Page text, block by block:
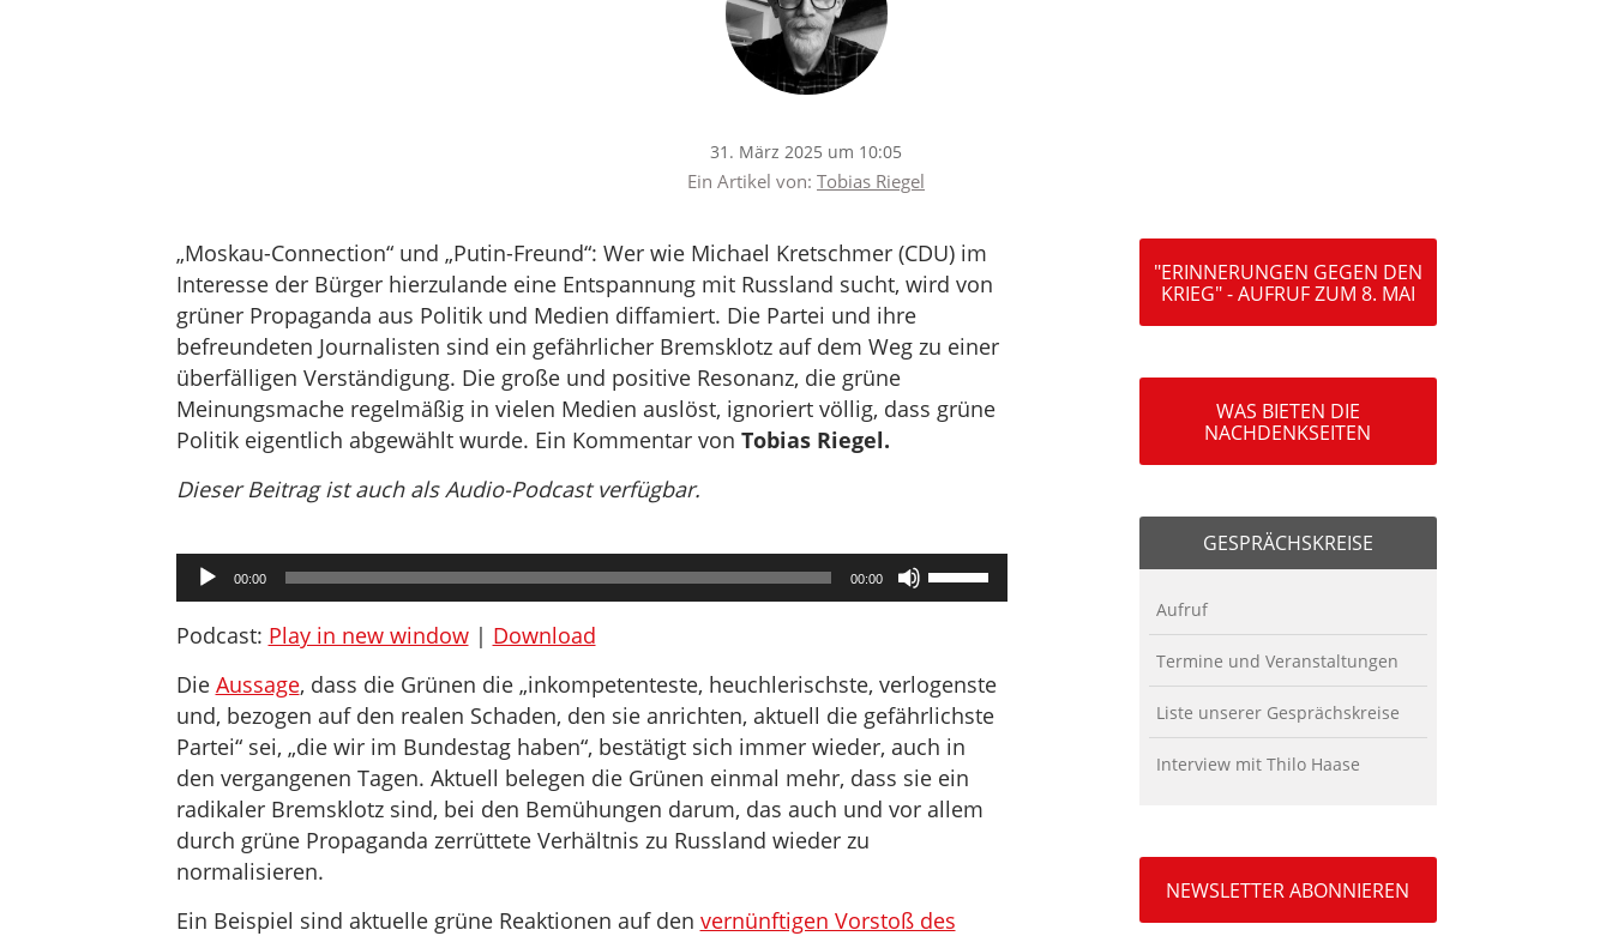
31. März 2025 um 10:05
Ein Artikel von: Tobias Riegel
„Moskau-Connection“ und „Putin-Freund“: Wer wie Michael Kretschmer (CDU) im
Interesse der Bürger hierzulande eine Entspannung mit Russland sucht, wird von
grüner Propaganda aus Politik und Medien diffamiert. Die Partei und ihre
befreundeten Journalisten sind ein gefährlicher Bremsklotz auf dem Weg zu einer
überfälligen Verständigung. Die große und positive Resonanz, die grüne
Meinungsmache regelmäßig in vielen Medien auslöst, ignoriert völlig, dass grüne
Politik eigentlich abgewählt wurde. Ein Kommentar von Tobias Riegel.
Dieser Beitrag ist auch als Audio-Podcast verfügbar.
Audio-
Player
00:00 00:00
Pfeiltasten
Hoch/Runter
die
Lautstärke
zu
regeln.
Podcast: Play in new window| Download
Die Aussage, dass die Grünen die „inkompetenteste, heuchlerischste, verlogenste
und, bezogen auf den realen Schaden, den sie anrichten, aktuell die gefährlichste
Partei“ sei, „die wir im Bundestag haben“, bestätigt sich immer wieder, auch in
den vergangenen Tagen. Aktuell belegen die Grünen einmal mehr, dass sie ein
radikaler Bremsklotz sind, bei den Bemühungen darum, das auch und vor allem
durch grüne Propaganda zerrüttete Verhältnis zu Russland wieder zu
normalisieren.
Ein Beispiel sind aktuelle grüne Reaktionen auf den vernünftigen Vorstoß des
"ERINNERUNGEN GEGEN DEN
KRIEG" - AUFRUF ZUM 8. MAI
WAS BIETEN DIE
NACHDENKSEITEN
GESPRÄCHSKREISE
Aufruf
Termine und Veranstaltungen
Liste unserer Gesprächskreise
Interview mit Thilo Haase
NEWSLETTER ABONNIEREN